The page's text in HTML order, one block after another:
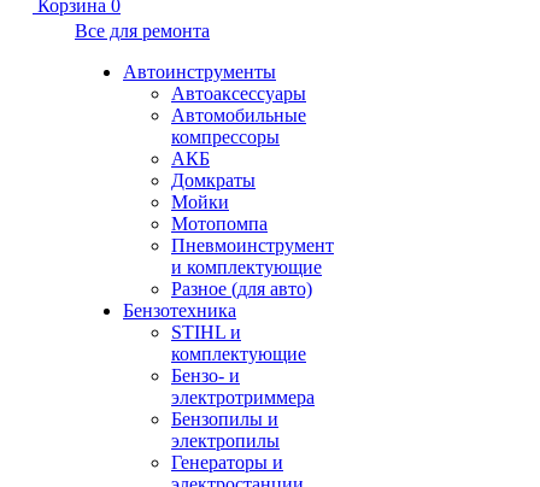
Корзина 0
Все для ремонта
Автоинструменты
Автоаксессуары
Автомобильные
компрессоры
АКБ
Домкраты
Мойки
Мотопомпа
Пневмоинструмент
и комплектующие
Разное (для авто)
Бензотехника
STIHL и
комплектующие
Бензо- и
электротриммера
Бензопилы и
электропилы
Генераторы и